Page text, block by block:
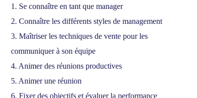
1. Se connaître en tant que manager
2. Connaître les différents styles de management
3. Maîtriser les techniques de vente pour les
communiquer à son équipe
4. Animer des réunions productives
5. Animer une réunion
6. Fixer des objectifs et évaluer la performance